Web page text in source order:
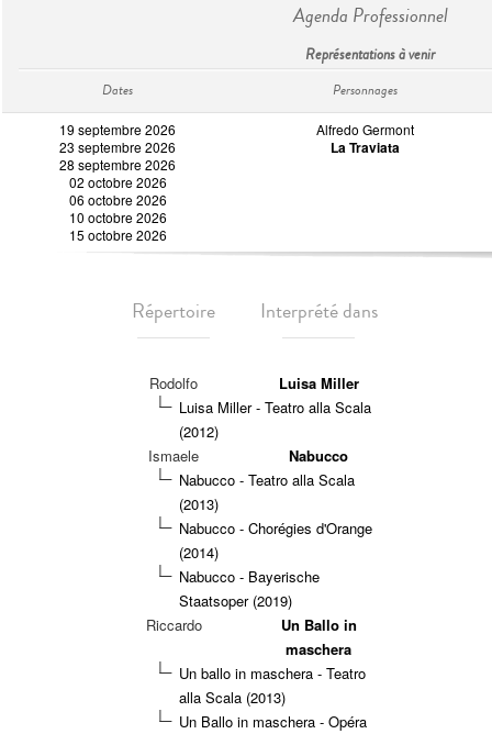
Agenda Professionnel
Représentations à venir
Dates Personnages
19 septembre 2026
23 septembre 2026
28 septembre 2026
02 octobre 2026
06 octobre 2026
10 octobre 2026
15 octobre 2026
Alfredo Germont
La Traviata
Répertoire Interprété dans
Rodolfo
Luisa Miller
Luisa Miller - Teatro alla Scala
(2012)
Ismaele
Nabucco
Nabucco - Teatro alla Scala
(2013)
Nabucco - Chorégies d'Orange
(2014)
Nabucco - Bayerische
Staatsoper (2019)
Riccardo
Un Ballo in
maschera
Un ballo in maschera - Teatro
alla Scala (2013)
Un Ballo in maschera - Opéra